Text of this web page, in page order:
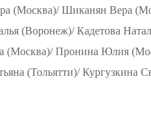
(Москва)/ Шиканян Вера
(Воронеж)/ Кадетова
(Москва)/ Пронина Юлия
(Тольятти)/ Кургузкина